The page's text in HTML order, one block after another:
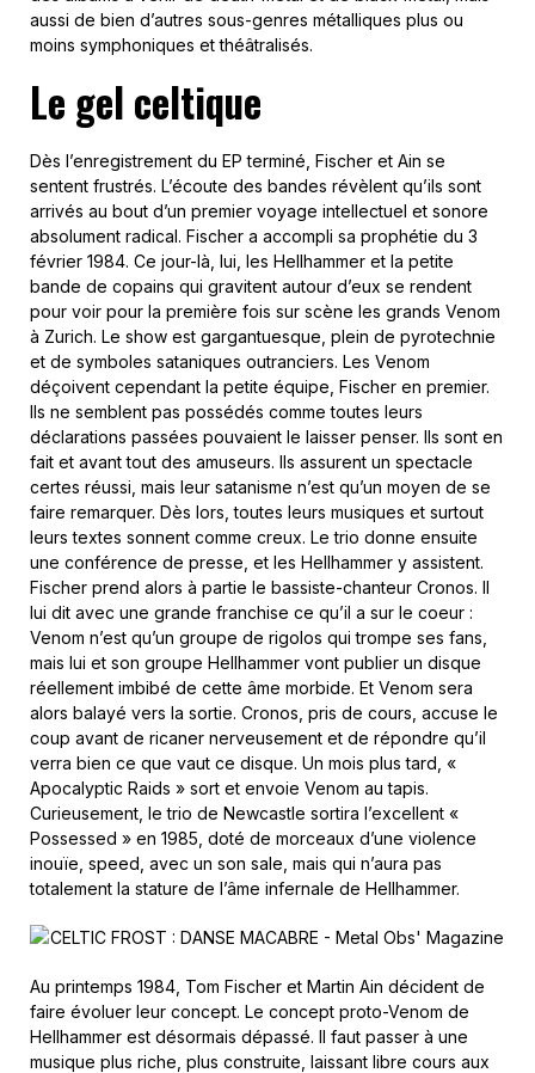
aussi de bien d’autres sous-genres métalliques plus ou
moins symphoniques et théâtralisés.
Le gel celtique
Dès l’enregistrement du EP terminé, Fischer et Ain se
sentent frustrés. L’écoute des bandes révèlent qu’ils sont
arrivés au bout d’un premier voyage intellectuel et sonore
absolument radical. Fischer a accompli sa prophétie du 3
février 1984. Ce jour-là, lui, les Hellhammer et la petite
bande de copains qui gravitent autour d’eux se rendent
pour voir pour la première fois sur scène les grands Venom
à Zurich. Le show est gargantuesque, plein de pyrotechnie
et de symboles sataniques outranciers. Les Venom
déçoivent cependant la petite équipe, Fischer en premier.
Ils ne semblent pas possédés comme toutes leurs
déclarations passées pouvaient le laisser penser. Ils sont en
fait et avant tout des amuseurs. Ils assurent un spectacle
certes réussi, mais leur satanisme n’est qu’un moyen de se
faire remarquer. Dès lors, toutes leurs musiques et surtout
leurs textes sonnent comme creux. Le trio donne ensuite
une conférence de presse, et les Hellhammer y assistent.
Fischer prend alors à partie le bassiste-chanteur Cronos. Il
lui dit avec une grande franchise ce qu’il a sur le coeur :
Venom n’est qu’un groupe de rigolos qui trompe ses fans,
mais lui et son groupe Hellhammer vont publier un disque
réellement imbibé de cette âme morbide. Et Venom sera
alors balayé vers la sortie. Cronos, pris de cours, accuse le
coup avant de ricaner nerveusement et de répondre qu’il
verra bien ce que vaut ce disque. Un mois plus tard, «
Apocalyptic Raids » sort et envoie Venom au tapis.
Curieusement, le trio de Newcastle sortira l’excellent «
Possessed » en 1985, doté de morceaux d’une violence
inouïe, speed, avec un son sale, mais qui n’aura pas
totalement la stature de l’âme infernale de Hellhammer.
Au printemps 1984, Tom Fischer et Martin Ain décident de
faire évoluer leur concept. Le concept proto-Venom de
Hellhammer est désormais dépassé. Il faut passer à une
musique plus riche, plus construite, laissant libre cours aux